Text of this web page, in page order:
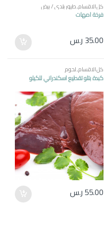
كل الاقسام,طيور بلدي / بيض
فرخة امهات
35.00 ر.س
كل الاقسام,لحوم
كبدة بتلو تقطيع اسكندراني للكيلو
55.00ر.س